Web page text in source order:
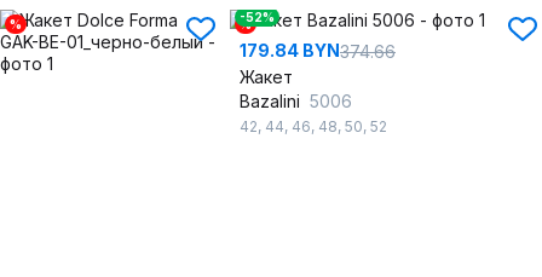
% %
-52%
179.84 BYN374.66
Жакет
Bazalini 5006
42, 44, 46, 48, 50, 52